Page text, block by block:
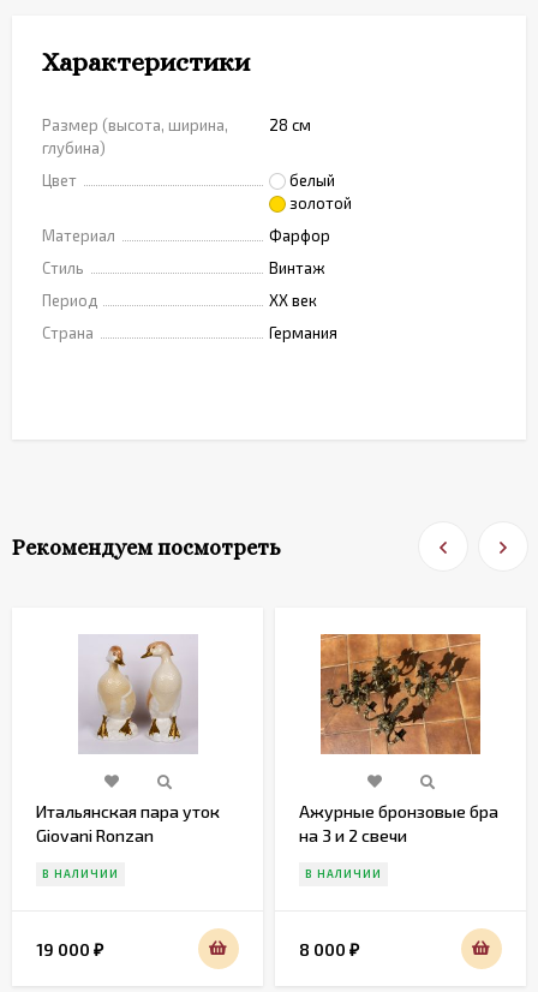
Характеристики
Размер (высота, ширина,
глубина)
28 см
Цвет
белый
золотой
Материал
Фарфор
Стиль
Винтаж
Период
XX век
Страна
Германия
Рекомендуем посмотреть
Итальянская пара уток
Giovani Ronzan
В НАЛИЧИИ
19 000 ₽
Ажурные бронзовые бра
на 3 и 2 свечи
В НАЛИЧИИ
8 000 ₽